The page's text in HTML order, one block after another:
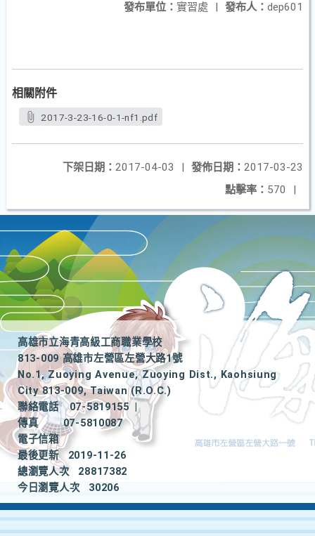
發布人： dep601
發布單位： 實習處 |
相關附件
2017-3-23-16-0-1-nf1.pdf
發佈日期： 2017-03-23
下架日期： 2017-04-03
|
點擊率： 570 |
高雄市立海青高級工商職業學校
813-009 高雄市左營區左營大路1號
No.1, Zuoying Avenue, Zuoying Dist., Kaohsiung
City 813-009, Taiwan (R.O.C.)
聯絡電話
07-5819155
|
傳真
07-5810087
電子信箱
最後更新
2019-11-26
總瀏覽人次
28817382
今日瀏覽人次
30206